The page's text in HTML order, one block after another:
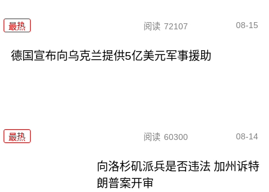
最热 阅读 72107 08-15
德国宣布向乌克兰提供5亿美元军事援助
最热 阅读 60300 08-14
向洛杉矶派兵是否违法 加州诉特
朗普案开审